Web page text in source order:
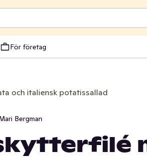
För företag
och italiensk potatissallad
Bergman